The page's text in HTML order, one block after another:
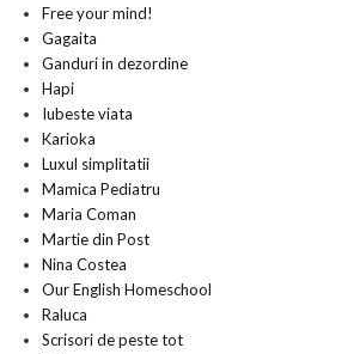
Free your mind!
Gagaita
Ganduri in dezordine
Hapi
Iubeste viata
Karioka
Luxul simplitatii
Mamica Pediatru
Maria Coman
Martie din Post
Nina Costea
Our English Homeschool
Raluca
Scrisori de peste tot